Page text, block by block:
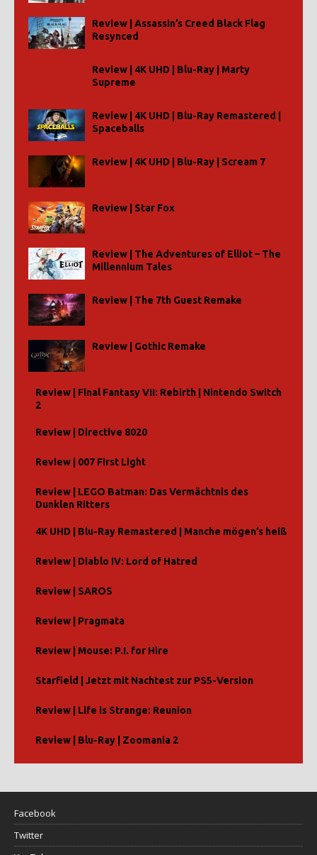
Review | Assassin’s Creed Black Flag
Resynced
Review | 4K UHD | Blu-Ray | Marty
Supreme
Review | 4K UHD | Blu-Ray Remastered |
Spaceballs
Review | 4K UHD | Blu-Ray | Scream 7
Review | Star Fox
Review | The Adventures of Elliot – The
Millennium Tales
Review | The 7th Guest Remake
Review | Gothic Remake
Review | Final Fantasy VII: Rebirth | Nintendo Switch
2
Review | Directive 8020
Review | 007 First Light
Review | LEGO Batman: Das Vermächtnis des
Dunklen Ritters
4K UHD | Blu-Ray Remastered | Manche mögen’s heiß
Review | Diablo IV: Lord of Hatred
Review | SAROS
Review | Pragmata
Review | Mouse: P.I. for Hire
Starfield | Jetzt mit Nachtest zur PS5-Version
Review | Life is Strange: Reunion
Review | Blu-Ray | Zoomania 2
Facebook
Twitter